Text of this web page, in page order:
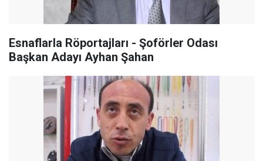
Esnaflarla Röportajları - Şoförler Odası
Başkan Adayı Ayhan Şahan